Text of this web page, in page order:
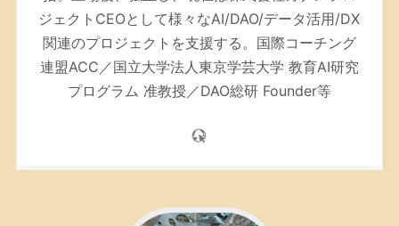
ジェクトCEOとして様々なAI/DAO/データ活用/DX
関連のプロジェクトを支援する。 国際コーチング
連盟ACC／国立大学法人東京学芸大学 教育AI研究
プログラム 准教授／DAO総研 Founder等